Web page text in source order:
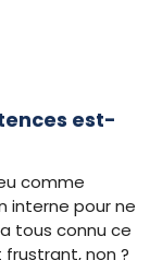
est-
comme
interne pour ne
tous connu ce
non ?